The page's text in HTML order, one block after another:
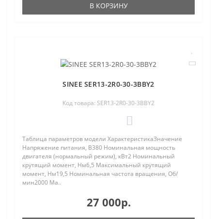
В КОРЗИНУ
SINEE SER13-2R0-30-3BBY2
Код товара: SER13-2R0-30-3BBY2
Таблица параметров модели ХарактеристикаЗначение
Напряжение питания, В380 Номинальная мощность
двигателя (нормальный режим), кВт2 Номинальный
крутящий момент, Нм6,5 Максимальный крутящий
момент, Нм19,5 Номинальная частота вращения, Об/
мин2000 Ма..
27 000р.